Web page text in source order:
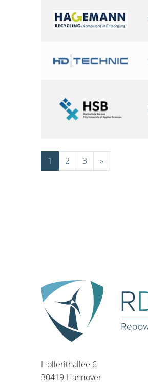
1 2 3 »
Hollerithallee 6
30419 Hannover